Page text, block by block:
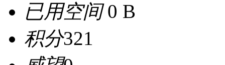
已用空间0 B
积分321